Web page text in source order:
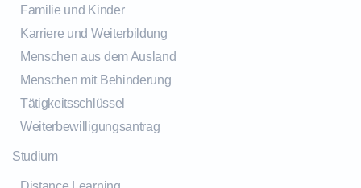
Familie und Kinder
Karriere und Weiterbildung
Menschen aus dem Ausland
Menschen mit Behinderung
Tätigkeitsschlüssel
Weiterbewilligungsantrag
Studium